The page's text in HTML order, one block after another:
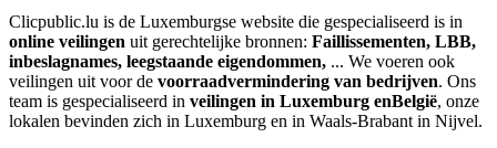
Clicpublic.lu is de Luxemburgse website die gespecialiseerd is in
online veilingen uit gerechtelijke bronnen: Faillissementen, LBB,
inbeslagnames, leegstaande eigendommen, ... We voeren ook
veilingen uit voor de voorraadvermindering van bedrijven. Ons
team is gespecialiseerd in veilingen in Luxemburg enBelgië, onze
lokalen bevinden zich in Luxemburg en in Waals-Brabant in Nijvel.